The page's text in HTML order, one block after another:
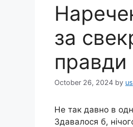
за
правди
October 26, 2024 by
Не так давно в
Здавалося б,